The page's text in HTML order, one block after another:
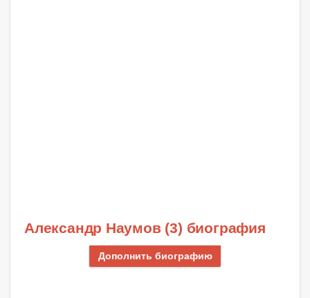
Александр Наумов (3) биография
Дополнить биографию